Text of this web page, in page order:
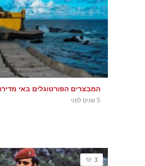
המבצרים הפורטוגלים באי
5 שנים לפני
3